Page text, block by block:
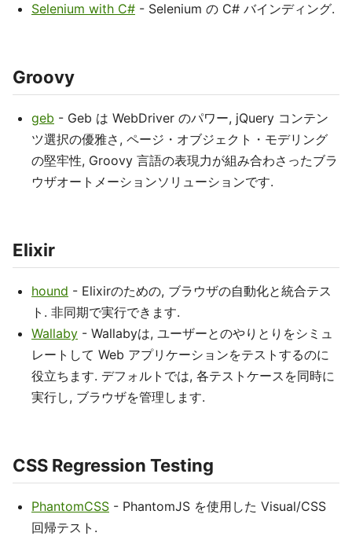
Selenium with C# - Selenium の C# バインディング.
Groovy
geb - Geb は WebDriver のパワー, jQuery コンテン
ツ選択の優雅さ, ページ・オブジェクト・モデリング
の堅牢性, Groovy 言語の表現力が組み合わさったブラ
ウザオートメーションソリューションです.
Elixir
hound - Elixirのための, ブラウザの自動化と統合テス
ト. 非同期で実行できます.
Wallaby - Wallabyは, ユーザーとのやりとりをシミュ
レートして Web アプリケーションをテストするのに
役立ちます. デフォルトでは, 各テストケースを同時に
実行し, ブラウザを管理します.
CSS Regression Testing
PhantomCSS - PhantomJS を使用した Visual/CSS
回帰テスト.